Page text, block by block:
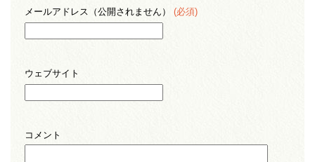
メールアドレス（公開されません） (必須)
ウェブサイト
コメント